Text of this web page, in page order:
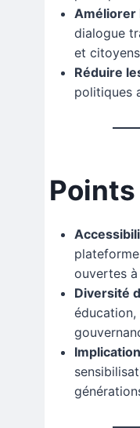
Améliorer
dialogue
et
Réduire
politiques
ouvertes
Diversité
éducation,